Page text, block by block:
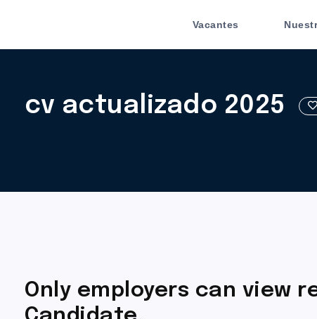
Vacantes
cv actualizado 2025
Only employers can view